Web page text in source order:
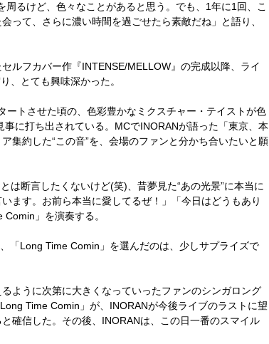
るけど、色々なことがあると思う。でも、1年に1回、こ
って、さらに濃い時間を過ごせたら素敵だね」と語り、
ルフカバー作『INTENSE/MELLOW』の完成以降、ライ
、とても興味深かった。
トさせた頃の、色彩豊かなミクスチャー・テイストが色
に打ち出されている。MCでINORANが語った「東京、本
集約した“この音”を、会場のファンと分かち合いたいと願
断言したくないけど(笑)、昔夢見た“あの光景”に本当に
ます。お前ら本当に愛してるぜ！」「今日はどうもあり
」を演奏する。
「Long Time Comin」を選んだのは、少しサプライズで
ように次第に大きくなっていったファンのシンガロング
Time Comin」が、INORANが今後ライブのラストに望
確信した。その後、INORANは、この日一番のスマイル